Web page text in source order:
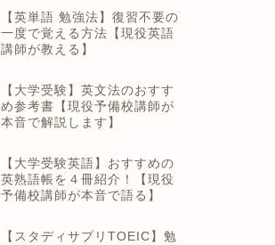
【英単語 勉強法】復習不要の
一度で覚える方法【現役英語
講師が教える】
【大学受験】英文法のおすす
め参考書【現役予備校講師が
本音で解説します】
【大学受験英語】おすすめの
英熟語帳を４冊紹介！【現役
予備校講師が本音で語る】
【スタディサプリTOEIC】勉